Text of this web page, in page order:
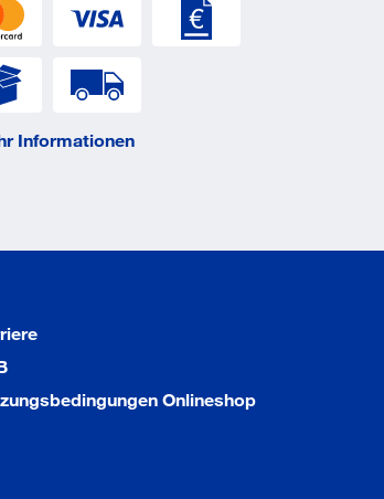
Informationen
Onlineshop